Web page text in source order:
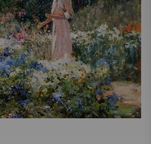
人物極短篇
什麼是音樂
歌劇啟示錄
世界逍遙遊
換個方式聽音樂
黑白雙人舞
東方古典